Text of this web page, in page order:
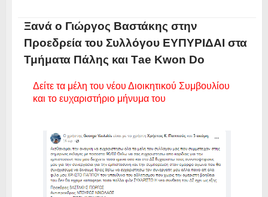
Ξανά ο Γιώργος Βαστάκης στην
Προεδρεία του Συλλόγου ΕΥΠΥΡΙΔΑΙ στα
Τμήματα Πάλης και Τae Kwon Do
Δείτε τα μέλη του νέου Διοικητικού Συμβουλίου
και το ευχαριστήριο μήνυμα του